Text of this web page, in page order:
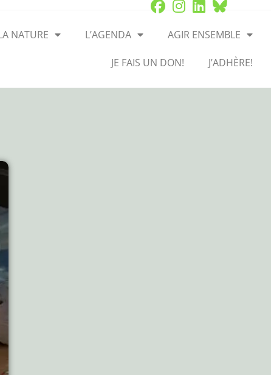
NATURE L’AGENDA AGIR ENSEMBLE
JE FAIS UN DON! J’ADHÈRE!